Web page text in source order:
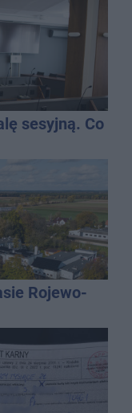
sesyjną. Co
Rojewo-